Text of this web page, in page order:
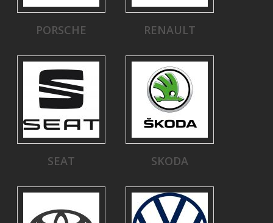
PORSCHE RENAULT
SEAT SKODA